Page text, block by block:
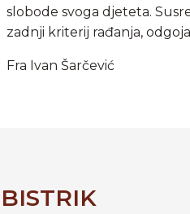
slobode svoga djeteta.
zadnji kriterij rađanja,
Fra Ivan Šarčević
BISTRIK